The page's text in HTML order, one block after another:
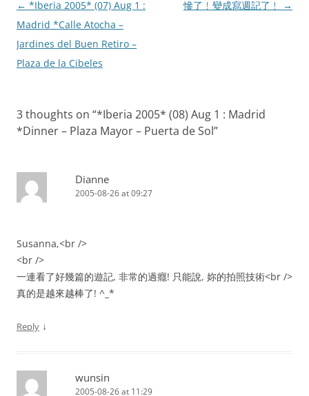
Post
navigation
← *Iberia 2005* (07) Aug 1 :
Madrid *Calle Atocha –
Jardines del Buen Retiro –
Plaza de la Cibeles
慘了﹗變成寫週記了﹗ →
3 thoughts on “*Iberia 2005* (08) Aug 1 : Madrid
*Dinner – Plaza Mayor – Puerta de Sol”
Dianne
2005-08-26 at 09:27
Susanna,<br />
<br />
一連看了好幾篇的遊記, 非常的過癮! 只能說, 妳的拍照技術<br />
真的是越來越棒了! ^_*
Reply ↓
wunsin
2005-08-26 at 11:29